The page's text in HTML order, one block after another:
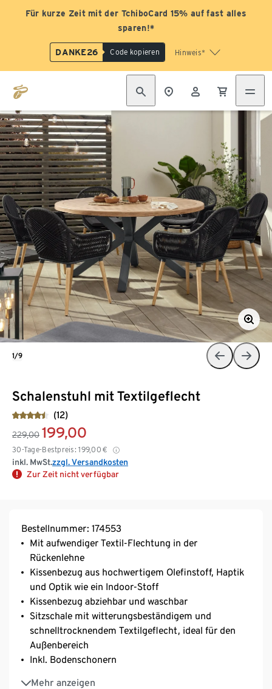
Für kurze Zeit mit der TchiboCard 15% auf fast alles
sparen!*
DANKE26 Code kopieren Hinweis*
Schalenstuhl mit Textilgeflecht
(12)
229,00 199,00
30-Tage-Bestpreis: 199,00 €
inkl. MwSt.zzgl. Versandkosten
Zur Zeit nicht verfügbar
1/9
Bestellnummer: 174553
Mit aufwendiger Textil-Flechtung in der
Rückenlehne
Kissenbezug aus hochwertigem Olefinstoff, Haptik
und Optik wie ein Indoor-Stoff
Kissenbezug abziehbar und waschbar
Sitzschale mit witterungsbeständigem und
schnelltrocknendem Textilgeflecht, ideal für den
Außenbereich
Inkl. Bodenschonern
Mehr anzeigen
Beine aus FSC®-zertifiziertem Eukalyptusholz in